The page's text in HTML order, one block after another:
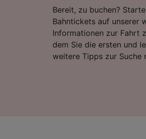
Bereit, zu buchen?
Bahntickets auf unserer
Informationen zur Fahrt
dem Sie die ersten und
weitere Tipps zur Suche